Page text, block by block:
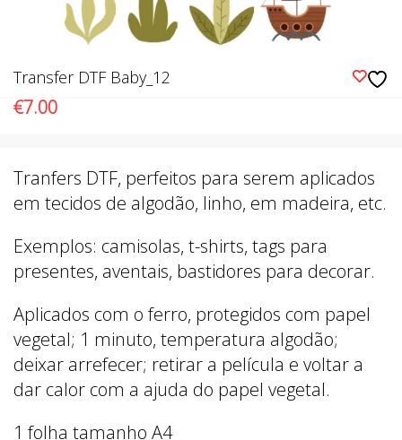
Transfer DTF Baby_12
€7.00
Tranfers DTF, perfeitos para serem aplicados
em tecidos de algodão, linho, em madeira, etc.
Exemplos: camisolas, t-shirts, tags para
presentes, aventais, bastidores para decorar.
Aplicados com o ferro, protegidos com papel
vegetal; 1 minuto, temperatura algodão;
deixar arrefecer; retirar a película e voltar a
dar calor com a ajuda do papel vegetal.
1 folha tamanho A4